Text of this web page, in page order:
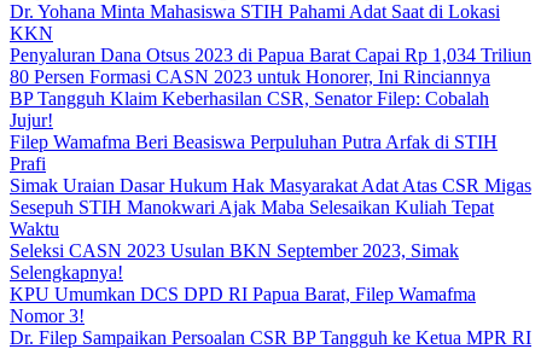
Dr. Yohana Minta Mahasiswa STIH Pahami Adat Saat di Lokasi
KKN
Penyaluran Dana Otsus 2023 di Papua Barat Capai Rp 1,034 Triliun
80 Persen Formasi CASN 2023 untuk Honorer, Ini Rinciannya
BP Tangguh Klaim Keberhasilan CSR, Senator Filep: Cobalah
Jujur!
Filep Wamafma Beri Beasiswa Perpuluhan Putra Arfak di STIH
Prafi
Simak Uraian Dasar Hukum Hak Masyarakat Adat Atas CSR Migas
Sesepuh STIH Manokwari Ajak Maba Selesaikan Kuliah Tepat
Waktu
Seleksi CASN 2023 Usulan BKN September 2023, Simak
Selengkapnya!
KPU Umumkan DCS DPD RI Papua Barat, Filep Wamafma
Nomor 3!
Dr. Filep Sampaikan Persoalan CSR BP Tangguh ke Ketua MPR RI